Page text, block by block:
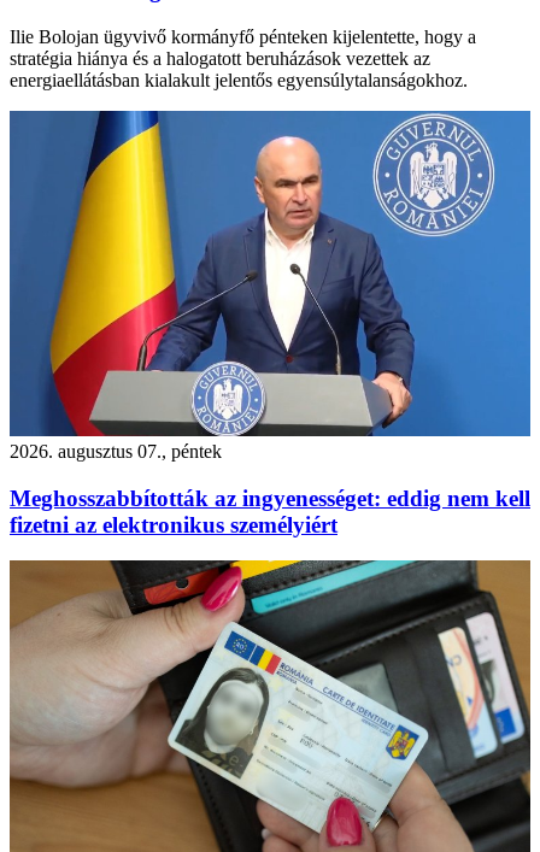
Ilie Bolojan ügyvivő kormányfő pénteken kijelentette, hogy a
stratégia hiánya és a halogatott beruházások vezettek az
energiaellátásban kialakult jelentős egyensúlytalanságokhoz.
2026. augusztus 07., péntek
Meghosszabbították az ingyenességet: eddig nem kell
fizetni az elektronikus személyiért